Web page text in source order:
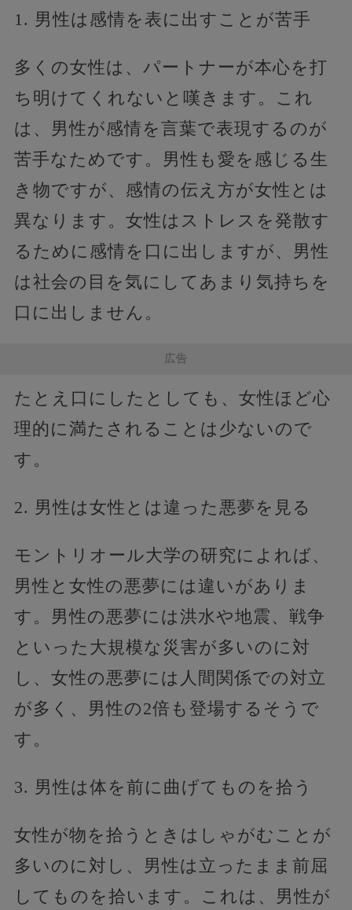
1. 男性は感情を表に出すことが苦手
多くの女性は、パートナーが本心を打
ち明けてくれないと嘆きます。これ
は、男性が感情を言葉で表現するのが
苦手なためです。男性も愛を感じる生
き物ですが、感情の伝え方が女性とは
異なります。女性はストレスを発散す
るために感情を口に出しますが、男性
は社会の目を気にしてあまり気持ちを
口に出しません。
広告
たとえ口にしたとしても、女性ほど心
理的に満たされることは少ないので
す。
2. 男性は女性とは違った悪夢を見る
モントリオール大学の研究によれば、
男性と女性の悪夢には違いがありま
す。男性の悪夢には洪水や地震、戦争
といった大規模な災害が多いのに対
し、女性の悪夢には人間関係での対立
が多く、男性の2倍も登場するそうで
す。
3. 男性は体を前に曲げてものを拾う
女性が物を拾うときはしゃがむことが
多いのに対し、男性は立ったまま前屈
してものを拾います。これは、男性が